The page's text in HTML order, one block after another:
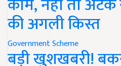
की अगली किस्त
Government Scheme
बड़ी खुशखबरी!